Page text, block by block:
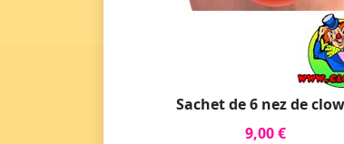
Sachet de 6 nez de
9,00 €